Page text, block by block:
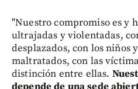
"Nuestro compromiso es y
ultrajadas y violentadas,
desplazados, con los niños
maltratados, con las
distinción entre ellas.